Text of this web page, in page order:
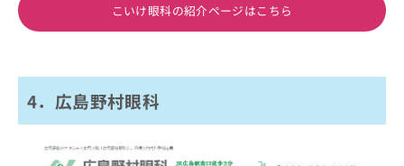
こいけ眼科の紹介ページはこちら
4．広島野村眼科